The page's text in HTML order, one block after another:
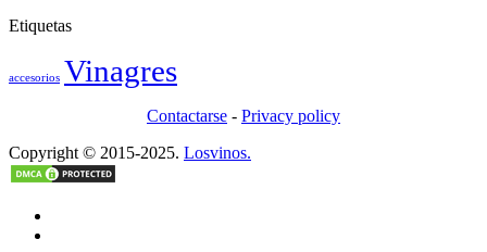
Etiquetas
accesorios Vinagres
Contactarse - Privacy policy
Copyright © 2015-2025. Losvinos.